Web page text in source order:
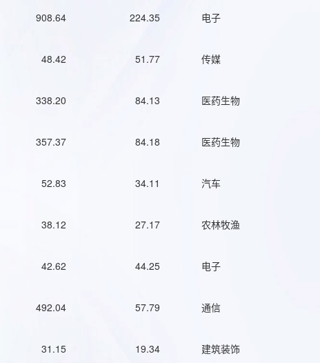
908.64 224.35 电子
48.42 51.77 传媒
338.20 84.13 医药生物
357.37 84.18 医药生物
52.83 34.11 汽车
38.12 27.17 农林牧渔
42.62 44.25 电子
492.04 57.79 通信
31.15 19.34 建筑装饰